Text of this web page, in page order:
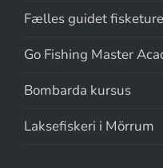
Fælles guidet fisketure
Go Fishing Master
Bombarda kursus
Laksefiskeri i Mörrum